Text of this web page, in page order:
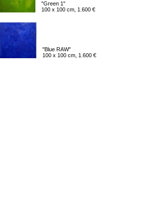
"Green 1"
100 x 100 cm, 1.600 €
"Blue RAW"
100 x 100 cm, 1.600 €